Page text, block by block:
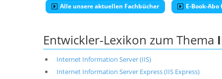
Alle unsere aktuellen Fachbücher E-Book-
Entwickler-Lexikon zum Thema
Internet Information Server (IIS)
Internet Information Server Express (IIS Express)